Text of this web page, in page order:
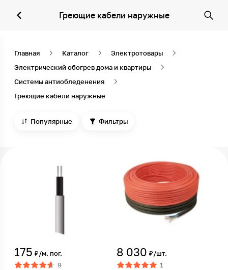
Греющие кабели наружные
Главная Каталог
Электротовары
Электрический обогрев дома и квартиры
Системы антиобледенения
Греющие кабели наружные
Популярные Фильтры
175 ₽/м. пог.
9
8 030 ₽/шт.
1